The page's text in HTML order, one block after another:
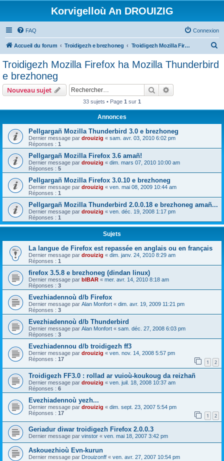
Korvigelloù An DROUIZIG
FAQ Connexion
Accueil du forum Troidigezh e brezhoneg Troidigezh Mozilla Firefox ha Mozilla Thunderbird e brezhoneg
Troidigezh Mozilla Firefox ha Mozilla Thunderbird
e brezhoneg
Nouveau sujet Rechercher
33 sujets • Page 1 sur 1
Annonces
Pellgargañ Mozilla Thunderbird 3.0 e brezhoneg
Dernier message par drouizig « sam. avr. 03, 2010 6:02 pm
Réponses : 1
Pellgargañ Mozilla Firefox 3.6 amañ!
Dernier message par drouizig « dim. mars 07, 2010 10:00 am
Réponses : 5
Pellgargañ Mozilla Firefox 3.0.10 e brezhoneg
Dernier message par drouizig « ven. mai 08, 2009 10:44 am
Réponses : 1
Pellgargañ Mozilla Thunderbird 2.0.0.18 e brezhoneg amañ...
Dernier message par drouizig « ven. déc. 19, 2008 1:17 pm
Réponses : 1
Sujets
La langue de Firefox est repassée en anglais ou en français
Dernier message par drouizig « dim. janv. 24, 2010 8:29 am
Réponses : 1
firefox 3.5.8 e brezhoneg (dindan linux)
Dernier message par bIBAR « mer. avr. 14, 2010 8:18 am
Réponses : 3
Evezhiadennoù d/b Firefox
Dernier message par Alan Monfort « dim. avr. 19, 2009 11:21 pm
Réponses : 3
Evezhiadennoù d/b Thunderbird
Dernier message par Alan Monfort « sam. déc. 27, 2008 6:03 pm
Réponses : 3
Evezhiadennou d/b troidigezh ff3
Dernier message par drouizig « ven. nov. 14, 2008 5:57 pm
Réponses : 17 1 2
Troidigezh FF3.0 : rollad ar vuioù-koukoug da reizhañ
Dernier message par drouizig « ven. juil. 18, 2008 10:37 am
Réponses : 6
Evezhiadennoù yezh...
Dernier message par drouizig « dim. sept. 23, 2007 5:54 pm
Réponses : 17 1 2
Geriadur diwar troidigezh Firefox 2.0.0.3
Dernier message par vinstor « ven. mai 18, 2007 3:42 pm
Askouezhioù Evn-kurun
Dernier message par Drouizonff « ven. avr. 27, 2007 10:54 pm